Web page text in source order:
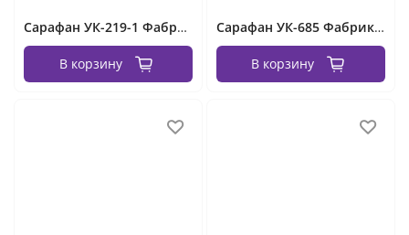
Сарафан УК-219-1 Фабрика Моды
В корзину
Сарафан УК-685 Фабрика Моды
В корзину